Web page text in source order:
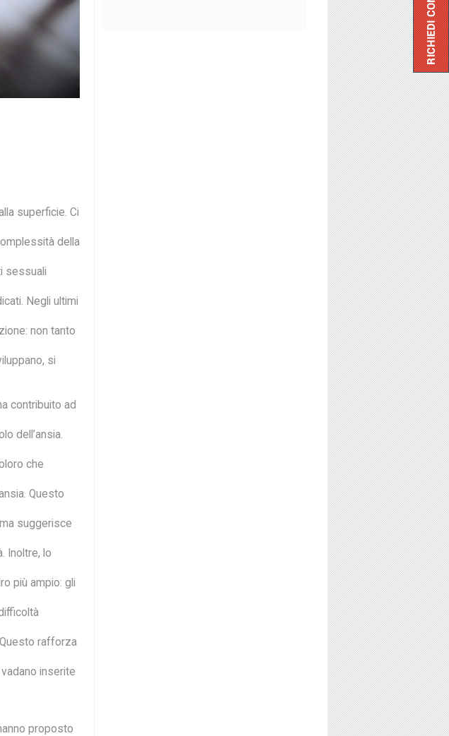
superficie. Ci
della
sessuali
Negli ultimi
non tanto
si
contribuito ad
dell’ansia.
che
Questo
suggerisce
Inoltre, lo
più ampio: gli
rafforza
inserite
proposto